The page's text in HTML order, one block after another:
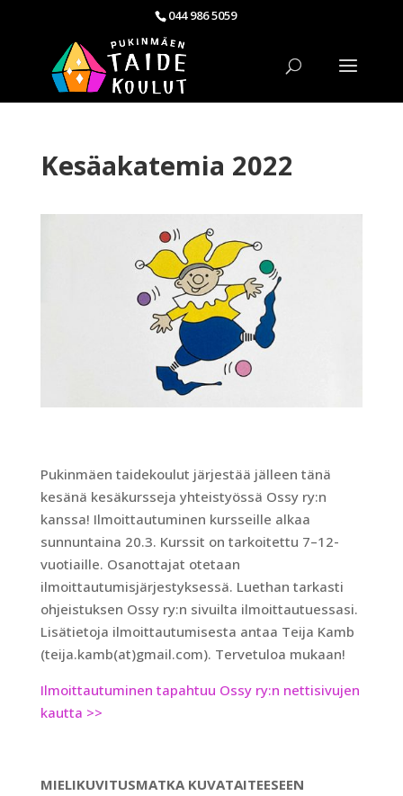
044 986 5059
Kesäakatemia 2022
Pukinmäen taidekoulut järjestää jälleen tänä
kesänä kesäkursseja yhteistyössä Ossy ry:n
kanssa! Ilmoittautuminen kursseille alkaa
sunnuntaina 20.3. Kurssit on tarkoitettu 7–12-
vuotiaille. Osanottajat otetaan
ilmoittautumisjärjestyksessä. Luethan tarkasti
ohjeistuksen Ossy ry:n sivuilta ilmoittautuessasi.
Lisätietoja ilmoittautumisesta antaa Teija Kamb
(teija.kamb(at)gmail.com). Tervetuloa mukaan!
Ilmoittautuminen tapahtuu Ossy ry:n nettisivujen
kautta >>
MIELIKUVITUSMATKA KUVATAITEESEEN